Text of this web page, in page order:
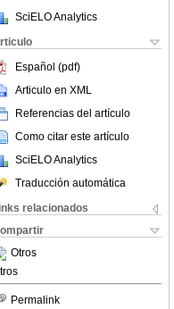
SciELO Analytics
Español (pdf)
Articulo en XML
Referencias del artículo
Como citar este artículo
SciELO Analytics
Traducción automática
relacionados
Otros
Permalink